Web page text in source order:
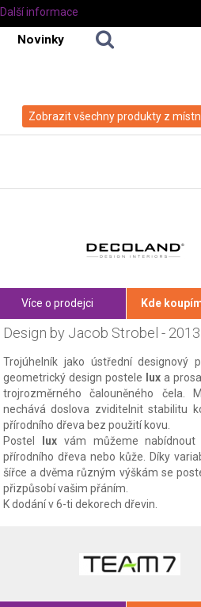
Novinky
Zobrazit všechny produkty z
Více o prodejci Kde
Design by Jacob Strobel - 2013
Trojúhelník jako ústřední designový
geometrický design postele
lux a
trojrozměrného čalouněného čela.
nechává doslova zviditelnit stabilitu
přírodního dřeva bez použití kovu.
Postel
luxvám můžeme
přírodního dřeva nebo kůže. Díky
šířce a dvěma různým výškám se
přizpůsobí vašim přáním.
K dodání v 6-ti dekorech dřevin.
Další informace